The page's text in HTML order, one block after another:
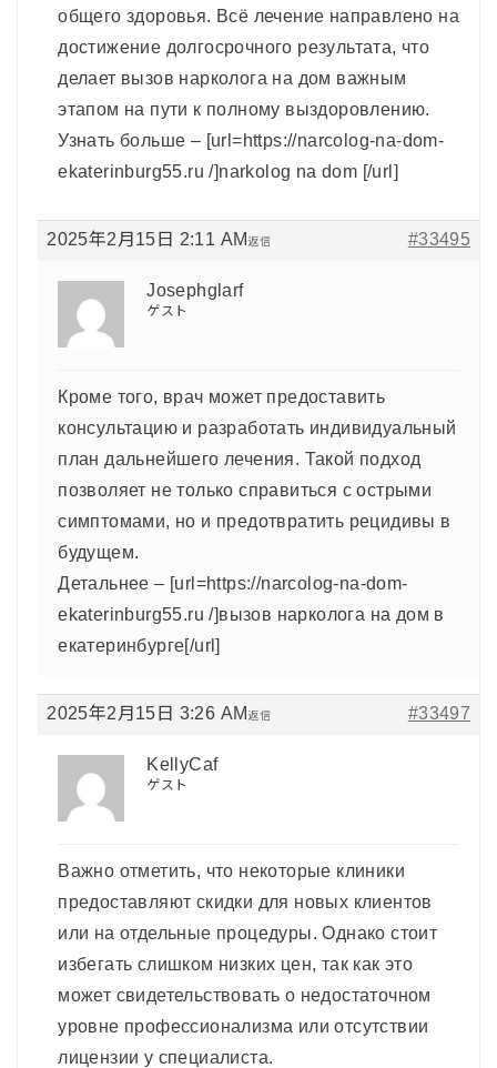
общего здоровья. Всё лечение направлено на
достижение долгосрочного результата, что
делает вызов нарколога на дом важным
этапом на пути к полному выздоровлению.
Узнать больше – [url=https://narcolog-na-dom-
ekaterinburg55.ru /]narkolog na dom [/url]
2025年2月15日 2:11 AM #33495
返信
Josephglarf
ゲスト
Кроме того, врач может предоставить
консультацию и разработать индивидуальный
план дальнейшего лечения. Такой подход
позволяет не только справиться с острыми
симптомами, но и предотвратить рецидивы в
будущем.
Детальнее – [url=https://narcolog-na-dom-
ekaterinburg55.ru /]вызов нарколога на дом в
екатеринбурге[/url]
2025年2月15日 3:26 AM #33497
返信
KellyCaf
ゲスト
Важно отметить, что некоторые клиники
предоставляют скидки для новых клиентов
или на отдельные процедуры. Однако стоит
избегать слишком низких цен, так как это
может свидетельствовать о недостаточном
уровне профессионализма или отсутствии
лицензии у специалиста.